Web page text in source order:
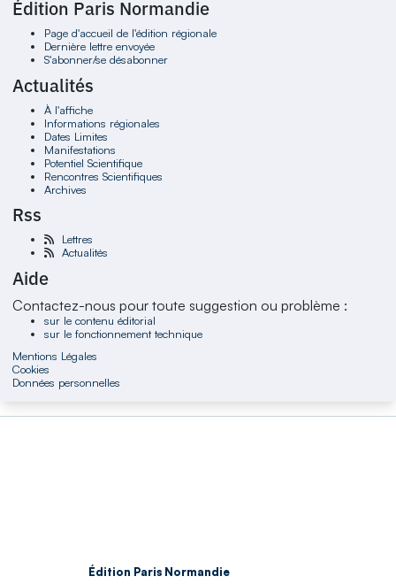
Édition Paris Normandie
Page d'accueil de l'édition régionale
Dernière lettre envoyée
S'abonner/se désabonner
Actualités
À l'affiche
Informations régionales
Dates Limites
Manifestations
Potentiel Scientifique
Rencontres Scientifiques
Archives
Rss
Lettres
Actualités
Aide
Contactez-nous pour toute suggestion ou problème :
sur le contenu éditorial
sur le fonctionnement technique
Mentions Légales
Cookies
Données personnelles
Édition Paris Normandie